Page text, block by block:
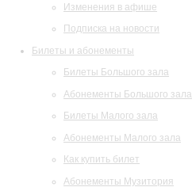
Изменения в афише
Подписка на новости
Билеты и абонементы
Билеты Большого зала
Абонементы Большого зала
Билеты Малого зала
Абонементы Малого зала
Как купить билет
Абонементы Музитория